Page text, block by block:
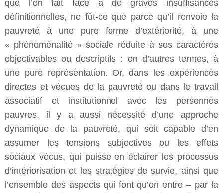
que l’on fait face à de graves insuffisances
définitionnelles, ne fût-ce que parce qu’il renvoie la
pauvreté à une pure forme d’extériorité, à une
« phénoménalité » sociale réduite à ses caractères
objectivables ou descriptifs : en d’autres termes, à
une pure représentation. Or, dans les expériences
directes et vécues de la pauvreté ou dans le travail
associatif et institutionnel avec les personnes
pauvres, il y a aussi nécessité d’une approche
dynamique de la pauvreté, qui soit capable d’en
assumer les tensions subjectives ou les effets
sociaux vécus, qui puisse en éclairer les processus
d’intériorisation et les stratégies de survie, ainsi que
l’ensemble des aspects qui font qu’on entre – par la